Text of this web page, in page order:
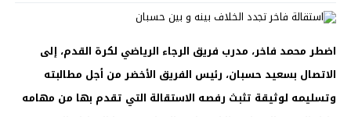
اضطر محمد فاخر، مدرب فريق الرجاء الرياضي لكرة القدم، إلى
الاتصال بسعيد حسبان، رئيس الفريق الأخضر من أجل مطالبته
وتسليمه لوثيقة تثبث رفصه الاستقالة التي تقدم بها من مهامه